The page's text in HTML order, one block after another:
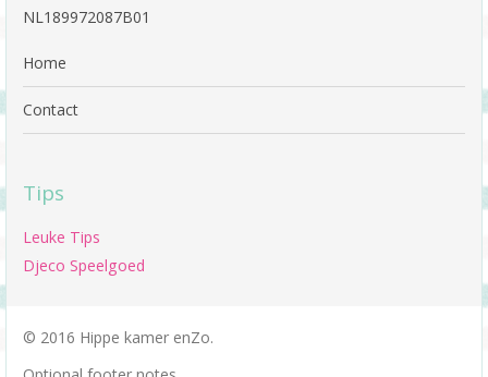
NL189972087B01
Home
Contact
Tips
Leuke Tips
Djeco Speelgoed
© 2016 Hippe kamer enZo.